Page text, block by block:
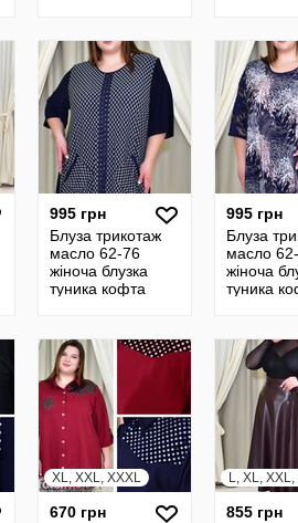
батал 23599
995 грн
Блуза трикотаж
масло 62-76
жіноча блузка
туника кофта
батал 24121
995 грн
Блуза
масло
жіноча
туника
батал
XL, XXL, XXXL
670 грн
L, XL, XXL,
855 грн